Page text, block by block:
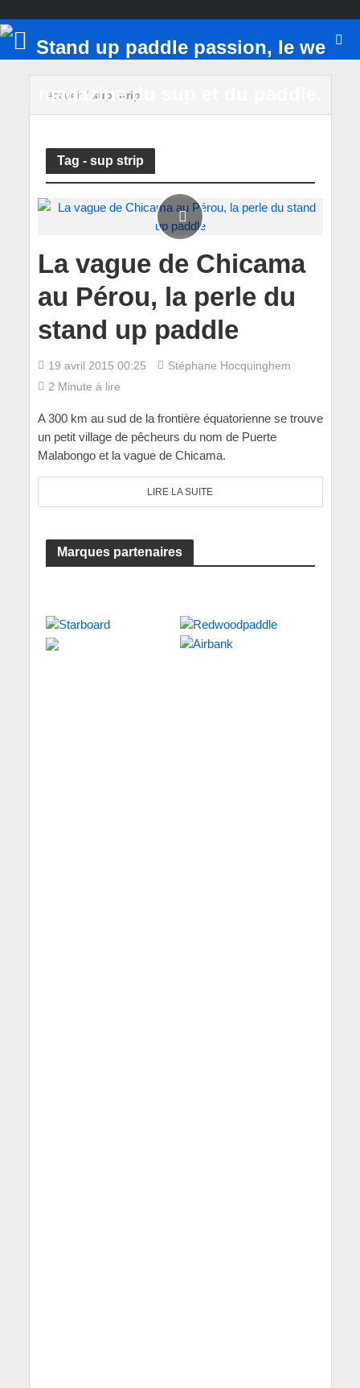
Accueil/ sup strip
Tag - sup strip
La vague de Chicama
au Pérou, la perle du
stand up paddle
19 avril 2015 00:25
Stéphane Hocquinghem
2 Minute à lire
A 300 km au sud de la frontière équatorienne se trouve
un petit village de pêcheurs du nom de Puerte
Malabongo et la vague de Chicama.
LIRE LA SUITE
Marques partenaires